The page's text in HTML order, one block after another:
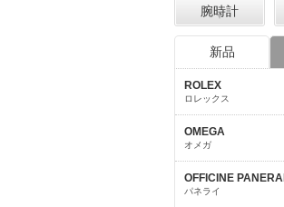
腕時計
新品
ROLEX
ロレックス
OMEGA
オメガ
OFFICINE PANERAI
パネライ